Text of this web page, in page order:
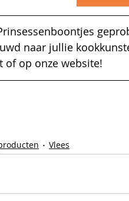
naar jullie
of op onze website!
Vlees